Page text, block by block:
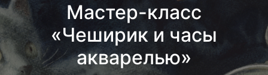
Мастер-класс
«Чеширик и часы
акварелью»